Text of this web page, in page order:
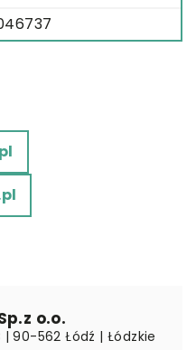
o.o.
| 90-562 Łódź | Łódzkie